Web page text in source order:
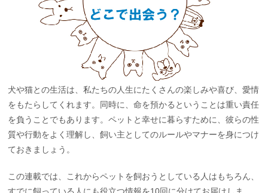
犬や猫との生活は、私たちの人生にたくさんの楽しみや喜び、愛情
をもたらしてくれます。同時に、命を預かるということは重い責任
を負うことでもあります。ペットと幸せに暮らすために、彼らの性
質や行動をよく理解し、飼い主としてのルールやマナーを身につけ
ておきましょう。
この連載では、これからペットを飼おうとしている人はもちろん、